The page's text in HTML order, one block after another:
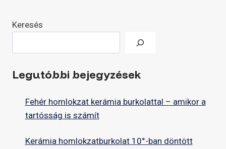
Keresés
Legutóbbi bejegyzések
Fehér homlokzat kerámia burkolattal – amikor a
tartósság is számít
Kerámia homlokzatburkolat 10°-ban döntött